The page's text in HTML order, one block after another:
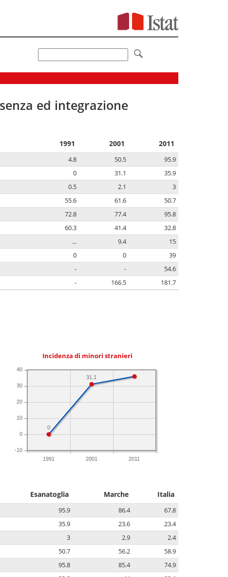
ed integrazione
1991 2001 2011
4.8 50.5
95.9
0 31.1
35.9
0.5 2.1
3
55.6 61.6
50.7
72.8 77.4
95.8
60.3 41.4
32.8
... 9.4
15
0 0
39
- -
54.6
- 166.5 181.7
Incidenza di minori stranieri
1991 2001 2011
-10
0
10
20
30
40
31.1
0
Esanatoglia Marche Italia
95.9 86.4
67.8
35.9 23.6
23.4
3 2.9
2.4
50.7 56.2
58.9
95.8 85.4
74.9